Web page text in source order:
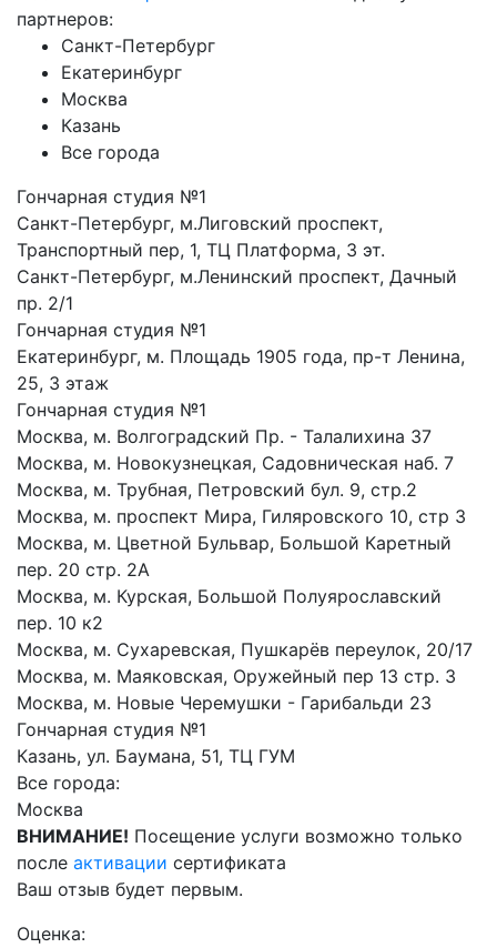
партнеров:
Санкт-Петербург
Екатеринбург
Москва
Казань
Все города
Гончарная студия №1
Санкт-Петербург, м.Лиговский проспект,
Транспортный пер, 1, ТЦ Платформа, 3 эт.
Санкт-Петербург, м.Ленинский проспект, Дачный
пр. 2/1
Гончарная студия №1
Екатеринбург, м. Площадь 1905 года, пр-т Ленина,
25, 3 этаж
Гончарная студия №1
Москва, м. Волгоградский Пр. - Талалихина 37
Москва, м. Новокузнецкая, Садовническая наб. 7
Москва, м. Трубная, Петровский бул. 9, стр.2
Москва, м. проспект Мира, Гиляровского 10, стр 3
Москва, м. Цветной Бульвар, Большой Каретный
пер. 20 стр. 2А
Москва, м. Курская, Большой Полуярославский
пер. 10 к2
Москва, м. Сухаревская, Пушкарёв переулок, 20/17
Москва, м. Маяковская, Оружейный пер 13 стр. 3
Москва, м. Новые Черемушки - Гарибальди 23
Гончарная студия №1
Казань, ул. Баумана, 51, ТЦ ГУМ
Все города:
Москва
ВНИМАНИЕ! Посещение услуги возможно только
после активации сертификата
Ваш отзыв будет первым.
Оценка: